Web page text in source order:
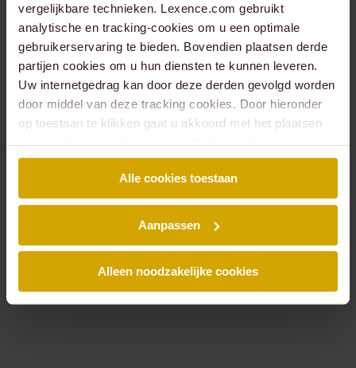
vergelijkbare technieken. Lexence.com gebruikt
analytische en tracking-cookies om u een optimale
gebruikerservaring te bieden. Bovendien plaatsen derde
partijen cookies om u hun diensten te kunnen leveren.
Uw internetgedrag kan door deze derden gevolgd worden
door middel van deze tracking cookies. Door hieronder
op toestaan te klikken gaat u akkoord met het plaatsen
van cookies. Lees hier onze volledigecookiestatement.
Alle cookies toestaan
Aanpassen
Alleen noodzakelijke cookies
Banking & Finance
Corporate & Commercial
Corporate / M&A
Huurrecht
Litigation
Notariaat ondernemingsrecht
Notariaat vastgoedrecht
Technology & Data
Vastgoedontwikkeling & -transacties
Alle Expertises
Jubileumboek
Recente zaken
Blog
Publicaties
Thema's